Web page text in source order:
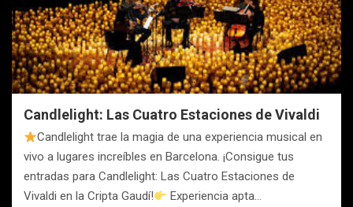
Candlelight: Las Cuatro Estaciones de Vivaldi
Candlelight trae la magia de una experiencia musical en
vivo a lugares increíbles en Barcelona. ¡Consigue tus
entradas para Candlelight: Las Cuatro Estaciones de
Vivaldi en la Cripta Gaudí!
Experiencia apta…